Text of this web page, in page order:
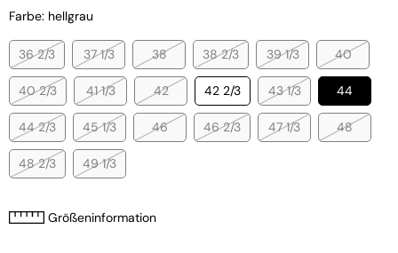
Farbe: hellgrau
36 2/3 37 1/3 38 38 2/3 39 1/3 40
40 2/3 41 1/3 42 42 2/3 43 1/3 44
44 2/3 45 1/3 46 46 2/3 47 1/3 48
48 2/3 49 1/3
Größeninformation